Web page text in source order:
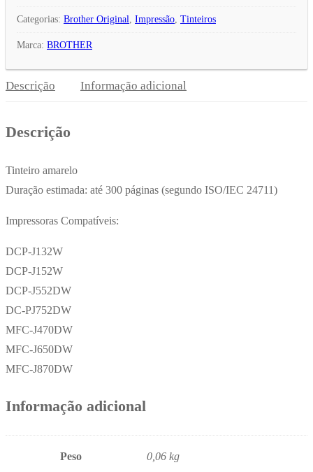
Brother
Amarelo
3,9ml
300
Categorias: Brother Original, Impressão, Tinteiros
Marca: BROTHER
Descrição Informação adicional
Descrição
Tinteiro amarelo
Duração estimada: até 300 páginas (segundo ISO/IEC 24711)
Impressoras Compatíveis:
DCP-J132W
DCP-J152W
DCP-J552DW
DC-PJ752DW
MFC-J470DW
MFC-J650DW
MFC-J870DW
Informação adicional
Peso 0,06 kg